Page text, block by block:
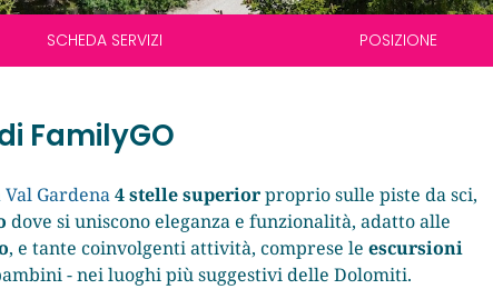
SCHEDA SERVIZI POSIZIONE
FamilyGO
Gardena4 stelle superiorproprio sulle piste da sci,
dove si uniscono eleganza e funzionalità, adatto alle
, e tante coinvolgenti attività, comprese le escursioni
- nei luoghi più suggestivi delle Dolomiti.